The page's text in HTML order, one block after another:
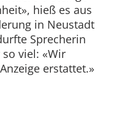
hieß es aus
in Neustadt
Sprecherin
viel: «Wir
erstattet.»